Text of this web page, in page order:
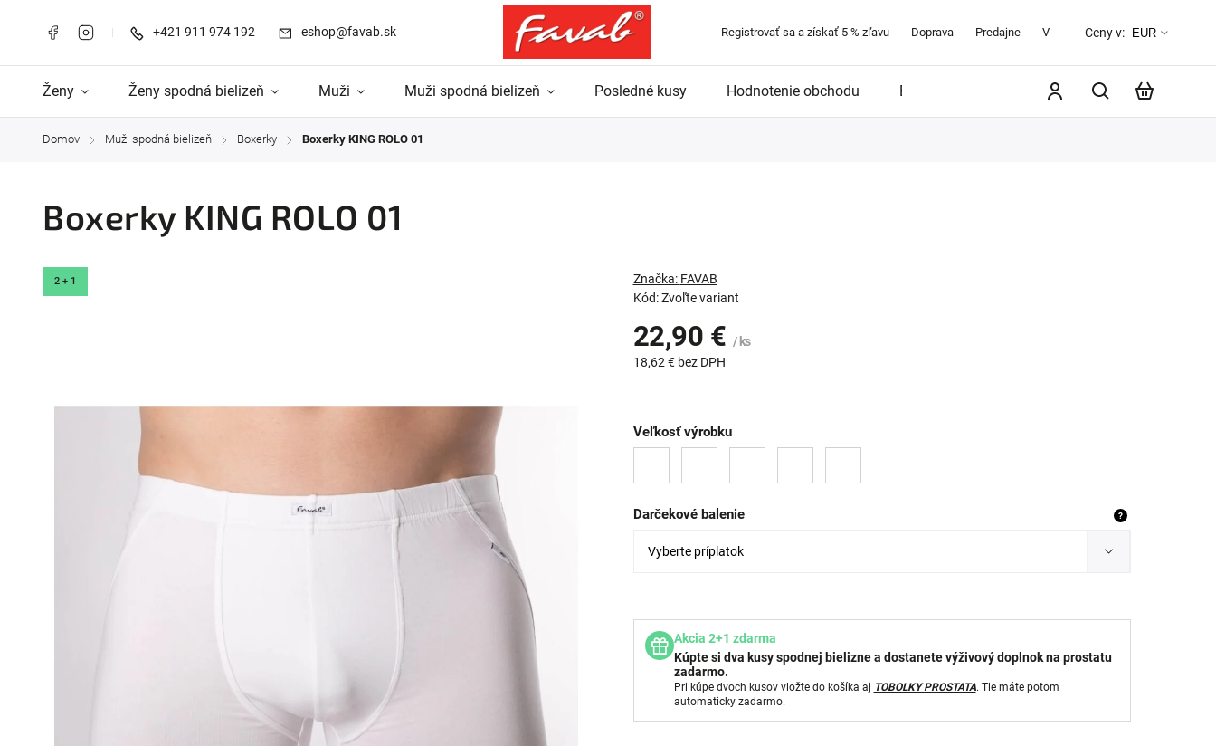
+421 911 974 192 eshop@favab.sk Registrovať sa a získať 5 % zľavu Doprava Predajne Veľkostná tabuľka O značke
Ceny v: EUR
Ženy Ženy spodná bielizeň Muži Muži spodná bielizeň Posledné kusy Hodnotenie obchodu Blog
Domov / Muži spodná bielizeň / Boxerky / Boxerky KING ROLO 01
Boxerky KING ROLO 01
2 + 1
Kód: Zvoľte variant
Značka: FAVAB
22,90 € / ks
18,62 €bez DPH
Veľkosť výrobku
Darčekové balenie ?
Akcia 2+1 zdarma
Kúpte si dva kusy spodnej bielizne a dostanete výživový doplnok na prostatu
zadarmo.
Pri kúpe dvoch kusov vložte do košíka aj TOBOLKY PROSTATA. Tie máte potom
automaticky zadarmo.